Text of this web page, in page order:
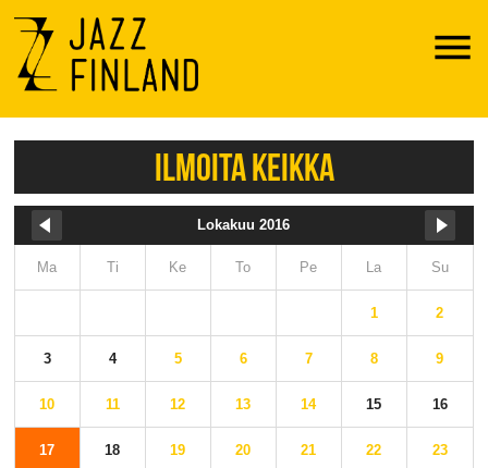
Menu
ILMOITA KEIKKA
Lokakuu 2016
Ma Ti Ke To Pe La Su
1 2
3 4 5 6 7 8 9
10 11 12 13 14 15 16
17 18 19 20 21 22 23